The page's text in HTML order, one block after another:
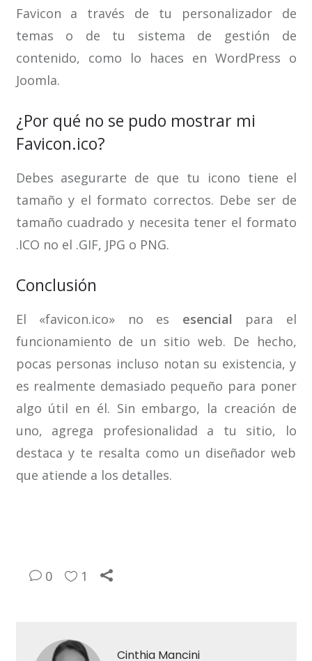
Favicon a través de tu personalizador de
temas o de tu sistema de gestión de
contenido, como lo haces en WordPress o
Joomla.
¿Por qué no se pudo mostrar mi
Favicon.ico?
Debes asegurarte de que tu icono tiene el
tamaño y el formato correctos. Debe ser de
tamaño cuadrado y necesita tener el formato
.ICO no el .GIF, JPG o PNG.
Conclusión
El «favicon.ico» no es esencial para el
funcionamiento de un sitio web. De hecho,
pocas personas incluso notan su existencia, y
es realmente demasiado pequeño para poner
algo útil en él. Sin embargo, la creación de
uno, agrega profesionalidad a tu sitio, lo
destaca y te resalta como un diseñador web
que atiende a los detalles.
0 1
Cinthia Mancini